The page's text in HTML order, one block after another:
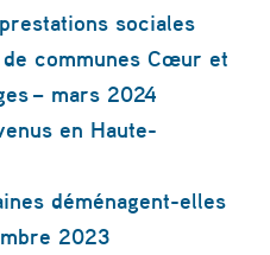
sociales
de communes Cœur et
– mars 2024
en Haute-
déménagent-elles
2023